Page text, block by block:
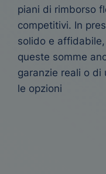
piani di rimborso
competitivi. In
solido e
queste somme
garanzie reali o di
le opzioni